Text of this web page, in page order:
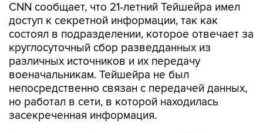
CNN сообщает, что 21-летний Тейшейра имел
доступ к секретной информации, так как
состоял в подразделении, которое отвечает за
круглосуточный сбор разведданных из
различных источников и их передачу
военачальникам. Тейшейра не был
непосредственно связан с передачей данных,
но работал в сети, в которой находилась
засекреченная информация.